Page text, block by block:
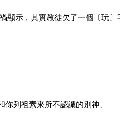
示，其實教徒欠了一個〔玩〕
列祖素來所不認識的別神、